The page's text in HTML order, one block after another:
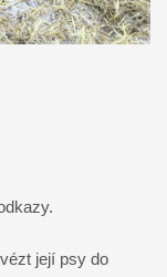
její psy do